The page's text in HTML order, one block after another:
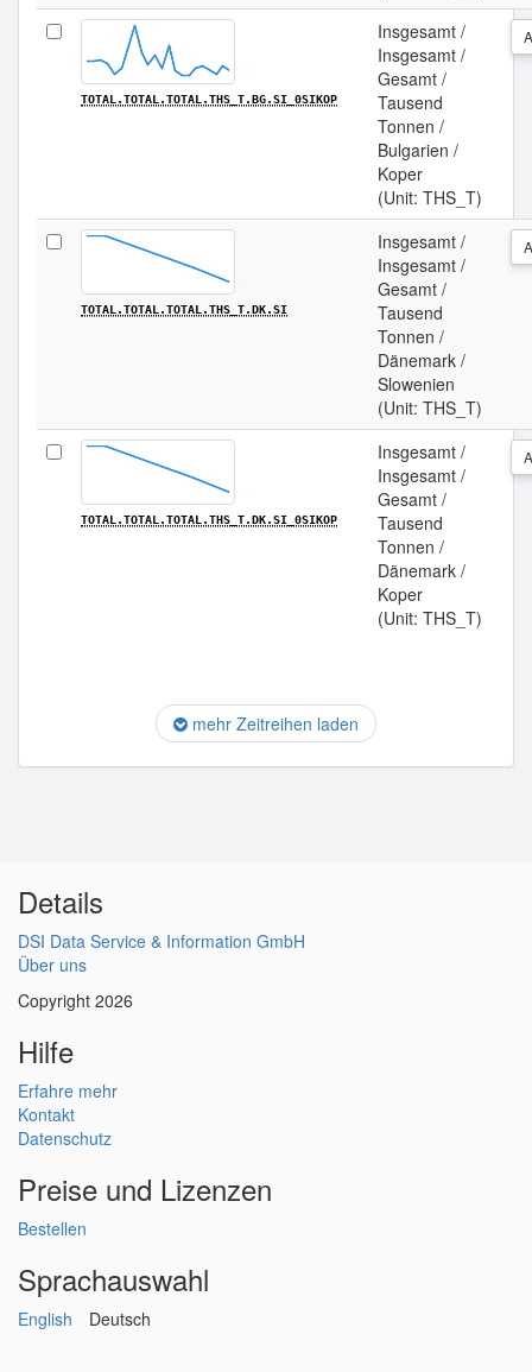
TOTAL.TOTAL.TOTAL.THS_T.BG.SI_0SIKOP
Insgesamt /
Insgesamt /
Gesamt /
Tausend
Tonnen /
Bulgarien /
Koper
(Unit: THS_T)
A
TOTAL.TOTAL.TOTAL.THS_T.DK.SI
Insgesamt /
Insgesamt /
Gesamt /
Tausend
Tonnen /
Dänemark /
Slowenien
(Unit: THS_T)
A
TOTAL.TOTAL.TOTAL.THS_T.DK.SI_0SIKOP
Insgesamt /
Insgesamt /
Gesamt /
Tausend
Tonnen /
Dänemark /
Koper
(Unit: THS_T)
A
mehr Zeitreihen laden
Details
DSI Data Service & Information GmbH
Über uns
Copyright 2026
Hilfe
Erfahre mehr
Kontakt
Datenschutz
Preise und Lizenzen
Bestellen
Sprachauswahl
English Deutsch